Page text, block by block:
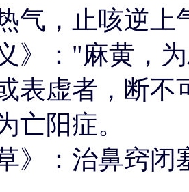
气，止咳逆
》："麻黄，
表虚者，断不
亡阳症。
》：治鼻窍